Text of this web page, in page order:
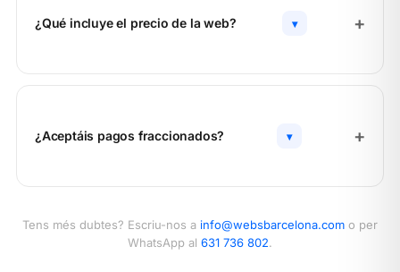
¿Qué incluye el precio de la web? ▾
¿Aceptáis pagos fraccionados? ▾
Tens més dubtes? Escriu-nos a info@websbarcelona.com o per
WhatsApp al 631 736 802.